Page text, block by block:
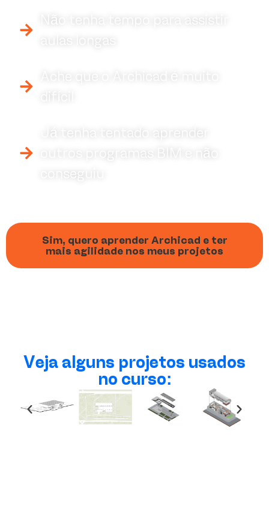
Não tenha tempo para assistir
Já tenha tentado aprender
outros programas BIM e não
conseguiu
Sim, quero aprender Archicad e ter
mais agilidade nos meus projetos
Veja alguns projetos usados
no curso: